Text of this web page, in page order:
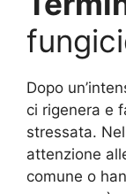
Dopo
ci rigenera e
stressata.
attenzione
comune o